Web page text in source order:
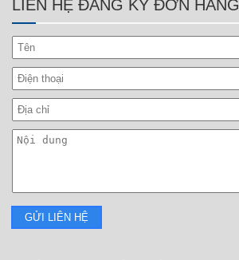
LIÊN HỆ ĐĂNG KÝ ĐƠN HÀNG